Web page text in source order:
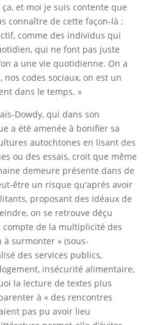
ça, et moi je suis contente que
connaître de cette façon-là ;
comme des individus qui
qui ne font pas juste
a une vie quotidienne. On a
codes sociaux, on est un
dans le temps. »
Dowdy, qui dans son
a été amenée à bonifier sa
autochtones en lisant des
ou des essais, croit que même
demeure présente dans de
être un risque qu'après avoir
proposant des idéaux de
on se retrouve déçu
de la multiplicité des
surmonter » (sous-
des services publics,
insécurité alimentaire,
la lecture de textes plus
à « des rencontres
pas pu avoir lieu